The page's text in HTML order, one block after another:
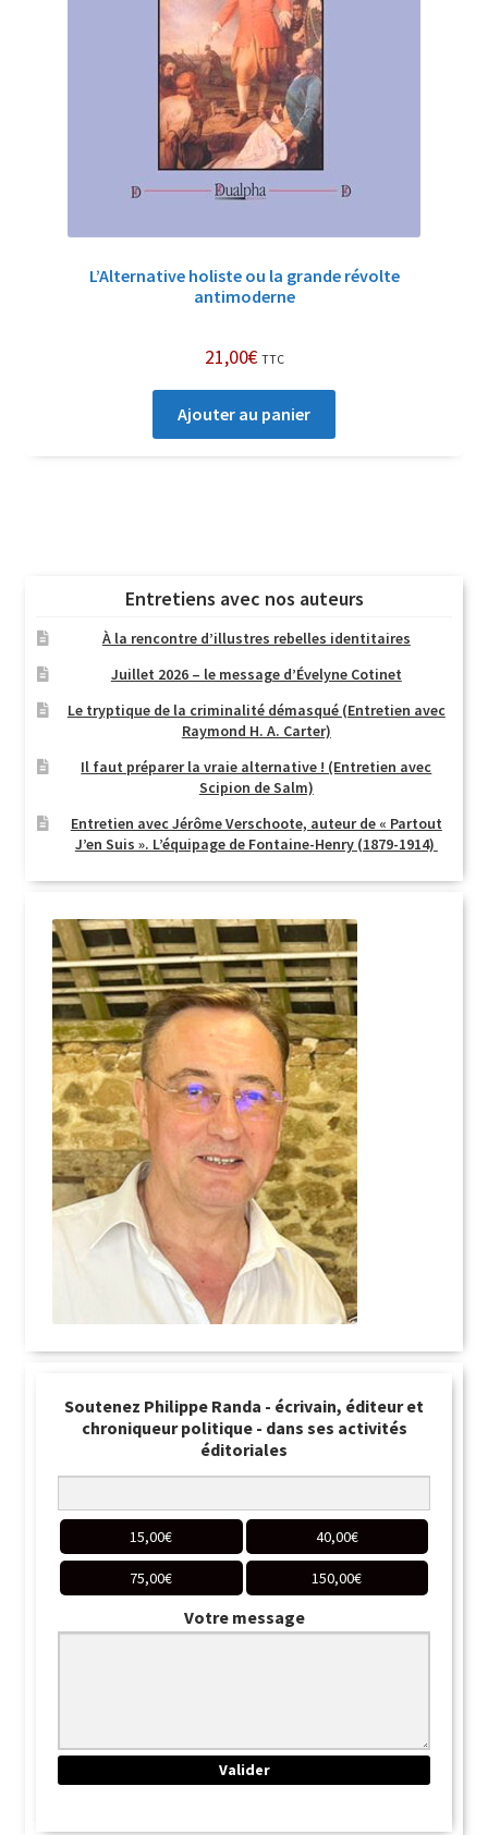
L’Alternative holiste ou la grande révolte
antimoderne
21,00€ TTC
Ajouter au panier
Entretiens avec nos auteurs
À la rencontre d’illustres rebelles identitaires
Juillet 2026 – le message d’Évelyne Cotinet
Le tryptique de la criminalité démasqué (Entretien avec
Raymond H. A. Carter)
Il faut préparer la vraie alternative ! (Entretien avec
Scipion de Salm)
Entretien avec Jérôme Verschoote, auteur de « Partout
J’en Suis ». L’équipage de Fontaine-Henry (1879-1914)
Soutenez Philippe Randa - écrivain, éditeur et
chroniqueur politique - dans ses activités
éditoriales
15,00€ 40,00€
75,00€ 150,00€
Votre message